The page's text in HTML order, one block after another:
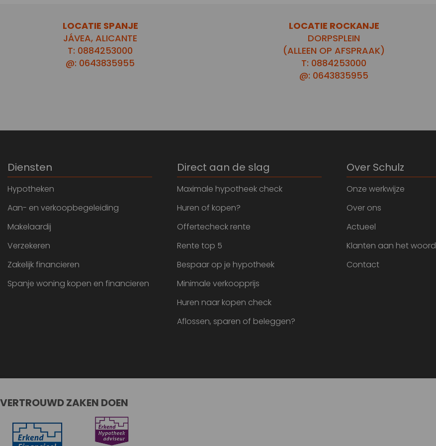
LOCATIE SPANJE
JÁVEA, ALICANTE
T: 0884253000
@: 0643835955
LOCATIE ROCKANJE
DORPSPLEIN
(ALLEEN OP AFSPRAAK)
T: 0884253000
@: 0643835955
Diensten
Hypotheken
Aan- en verkoopbegeleiding
Makelaardij
Verzekeren
Zakelijk financieren
Spanje woning kopen en financieren
Direct aan de slag
Maximale hypotheek check
Huren of kopen?
Offertecheck rente
Rente top 5
Bespaar op je hypotheek
Minimale verkoopprijs
Huren naar kopen check
Aflossen, sparen of beleggen?
Over Schulz
Onze werkwijze
Over ons
Actueel
Klanten aan het woord
Contact
VERTROUWD ZAKEN DOEN